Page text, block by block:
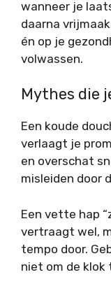
wanneer je
daarna
én op je
volwassen.
Mythes die
Een koude
verlaagt je
en overschat
misleiden door
Een vette hap
vertraagt wel,
tempo door.
niet om de klok